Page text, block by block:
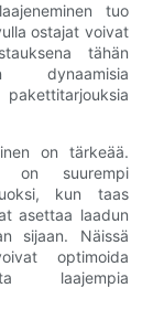
tuo
ostajat voivat
tähän
dynaamisia
pakettitarjouksia
on tärkeää.
on suurempi
kun taas
asettaa laadun
sijaan. Näissä
optimoida
laajempia